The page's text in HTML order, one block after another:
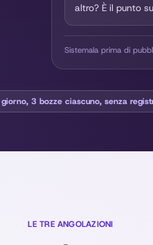
altro? È il punto
Sistemala prima di
3 bozze ciascuno, senza
LE TRE ANGOLAZIONI